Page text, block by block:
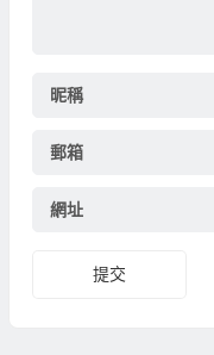
昵稱
郵箱
網址
提交